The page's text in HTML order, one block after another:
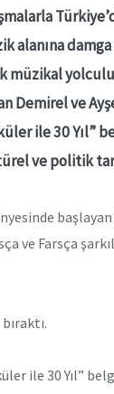
alanına
müzikal
Demirel ve
ile 30 Yıl”
ve politik
ve Farsça
ile 30 Yıl”